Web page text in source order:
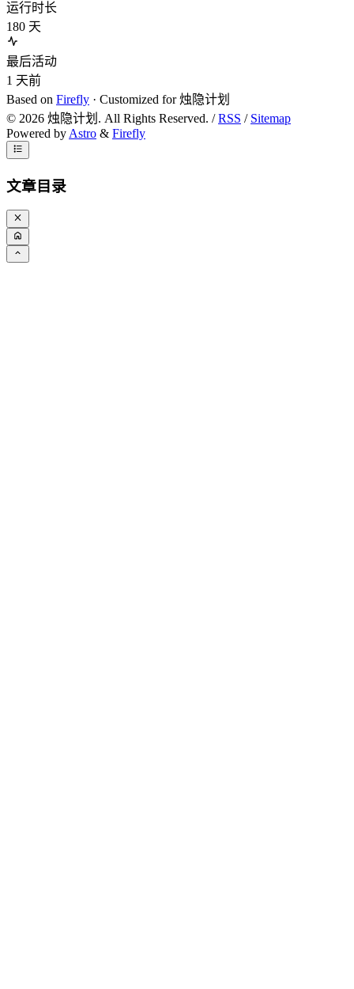
运行时长
180 天
最后活动
1 天前
Based on Firefly · Customized for 烛隐计划
© 2026 烛隐计划. All Rights Reserved. /RSS / Sitemap
Powered byAstro & Firefly
文章目录